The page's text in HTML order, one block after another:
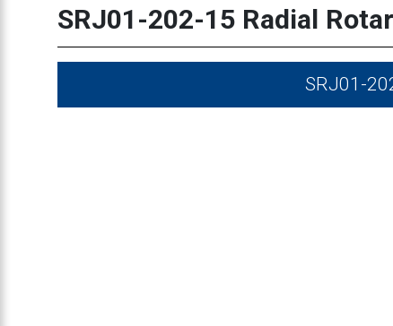
SRJ01-202-15 Radial
SRJ01-